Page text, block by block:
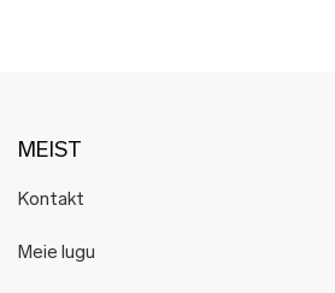
MEIST
Kontakt
Meie lugu